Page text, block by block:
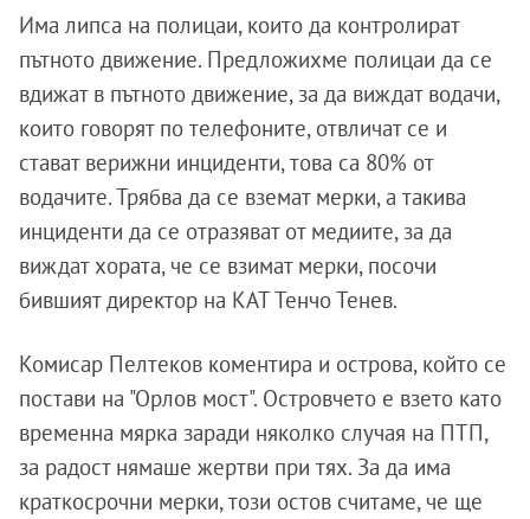
Има липса на полицаи, които да контролират
пътното движение. Предложихме полицаи да се
вдижат в пътното движение, за да виждат водачи,
които говорят по телефоните, отвличат се и
стават верижни инциденти, това са 80% от
водачите. Трябва да се вземат мерки, а такива
инциденти да се отразяват от медиите, за да
виждат хората, че се взимат мерки, посочи
бившият директор на КАТ Тенчо Тенев.
Комисар Пелтеков коментира и острова, който се
постави на "Орлов мост". Островчето е взето като
временна мярка заради няколко случая на ПТП,
за радост нямаше жертви при тях. За да има
краткосрочни мерки, този остов считаме, че ще